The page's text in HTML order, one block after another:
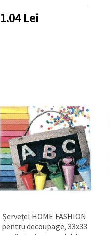
(chalkboard) cu crab,
homar și pești, dungi
1.04Lei
Șervețel HOME FASHION
pentru decoupage, 33x33